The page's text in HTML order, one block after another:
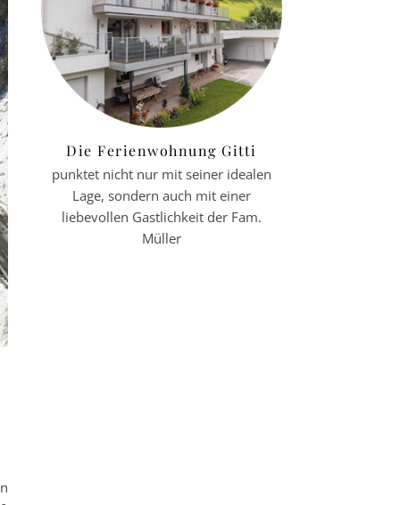
Die Ferienwohnung Gitti
punktet nicht nur mit seiner idealen
Lage, sondern auch mit einer
liebevollen Gastlichkeit der Fam.
Müller